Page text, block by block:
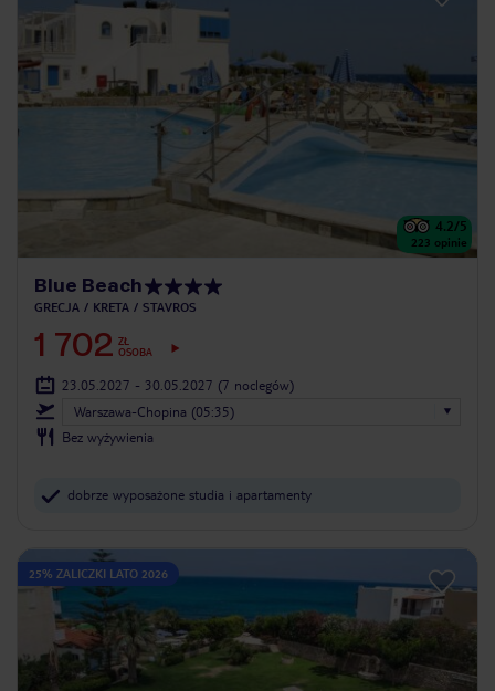
4.2/5
223 opinie
Blue Beach
GRECJA KRETA STAVROS
1 702 ZŁ
OSOBA
23.05.2027 - 30.05.2027 (7 noclegów)
Warszawa-Chopina (05:35)
Bez wyżywienia
dobrze wyposażone studia i apartamenty
25% ZALICZKI LATO 2026